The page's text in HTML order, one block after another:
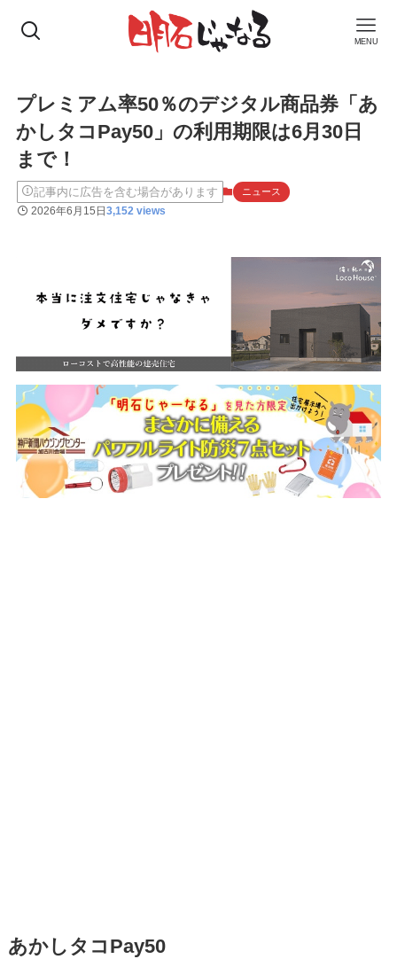
MENU
プレミアム率50％のデジタル商品券「あ
かしタコPay50」の利用期限は6月30日
まで！
記事内に広告を含む場合があります ニュース
2026年6月15日3,152 views
あかしタコPay50